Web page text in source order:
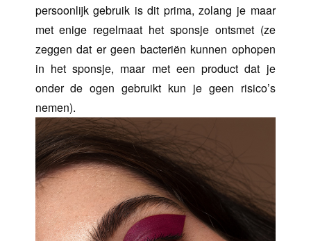
persoonlijk gebruik is dit prima, zolang je maar
met enige regelmaat het sponsje ontsmet (ze
zeggen dat er geen bacteriën kunnen ophopen
in het sponsje, maar met een product dat je
onder de ogen gebruikt kun je geen risico’s
nemen).